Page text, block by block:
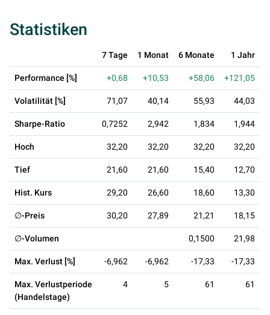
Statistiken
7 Tage 1 Monat 6 Monate 1 Jahr
Performance [%] +0,68 +10,53 +58,06 +121,05
Volatilität [%] 71,07 40,14 55,93 44,03
Sharpe-Ratio 0,7252 2,942 1,834 1,944
Hoch 32,20 32,20 32,20 32,20
Tief 21,60 21,60 15,40 12,70
Hist. Kurs 29,20 26,60 18,60 13,30
∅-Preis 30,20 27,89 21,21 18,15
∅-Volumen 0,1500 21,98
Max. Verlust [%] -6,962 -6,962 -17,33 -17,33
Max. Verlustperiode
(Handelstage)
4 5 61 61